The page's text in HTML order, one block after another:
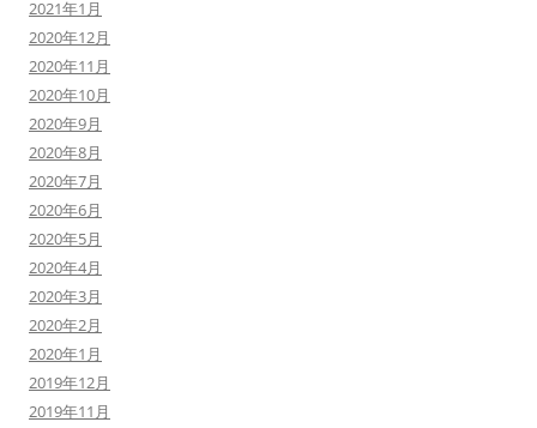
2021年1月
2020年12月
2020年11月
2020年10月
2020年9月
2020年8月
2020年7月
2020年6月
2020年5月
2020年4月
2020年3月
2020年2月
2020年1月
2019年12月
2019年11月